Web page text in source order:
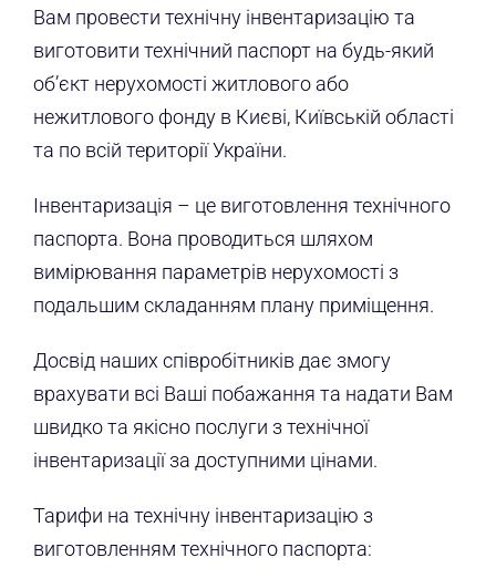
Вам провести технічну інвентаризацію та
виготовити технічний паспорт на будь-який
об’єкт нерухомості житлового або
нежитлового фонду в Києві, Київській області
та по всій території України.
Інвентаризація – це виготовлення технічного
паспорта. Вона проводиться шляхом
вимірювання параметрів нерухомості з
подальшим складанням плану приміщення.
Досвід наших співробітників дає змогу
врахувати всі Ваші побажання та надати Вам
швидко та якісно послуги з технічної
інвентаризації за доступними цінами.
Тарифи на технічну інвентаризацію з
виготовленням технічного паспорта: